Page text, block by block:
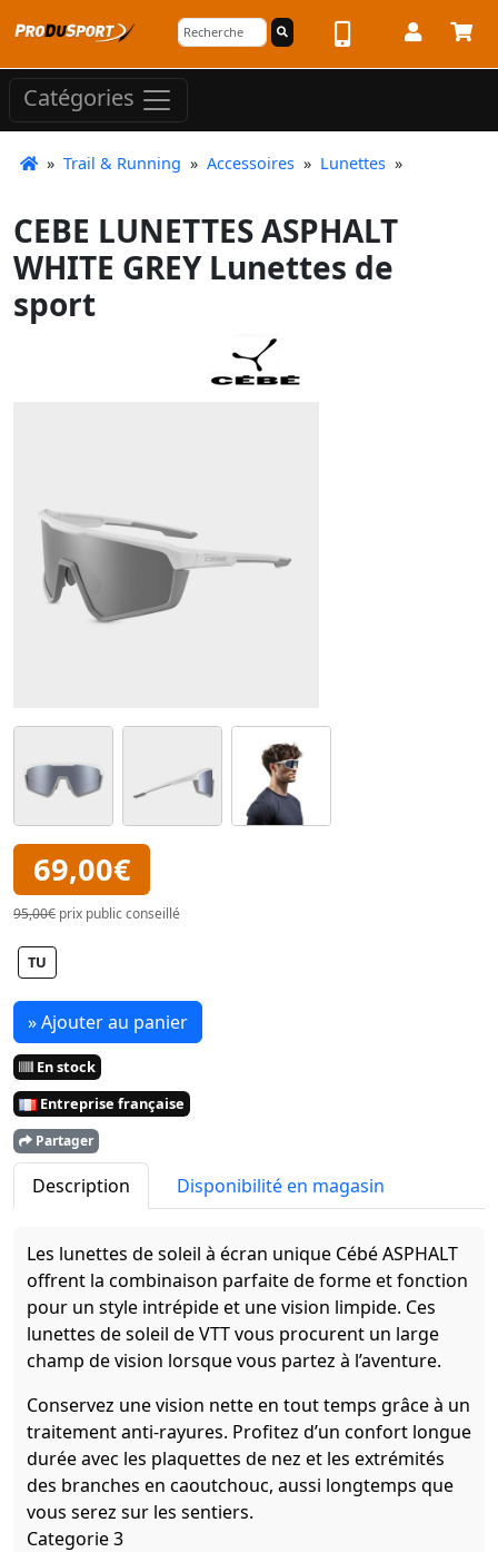
Catégories
» Trail & Running » Accessoires » Lunettes »
CEBE LUNETTES ASPHALT
WHITE GREY Lunettes de
sport
69,00€
95,00€ prix public conseillé
TU
» Ajouter au panier
En stock
Entreprise française
Partager
Description Disponibilité en magasin
Les lunettes de soleil à écran unique Cébé ASPHALT
offrent la combinaison parfaite de forme et fonction
pour un style intrépide et une vision limpide. Ces
lunettes de soleil de VTT vous procurent un large
champ de vision lorsque vous partez à l’aventure.
Conservez une vision nette en tout temps grâce à un
traitement anti-rayures. Profitez d’un confort longue
durée avec les plaquettes de nez et les extrémités
des branches en caoutchouc, aussi longtemps que
vous serez sur les sentiers.
Categorie 3